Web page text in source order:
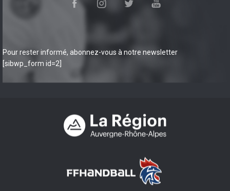
Pour rester informé, abonnez-vous à notre newsletter
[sibwp_form id=2]